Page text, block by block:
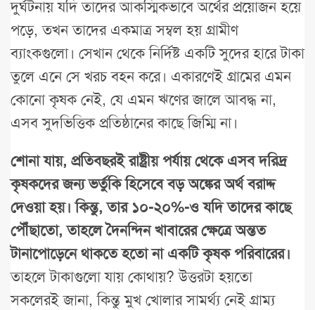
দুর্ঘটনায় যদি তাদের আকস্মিকভাবে অর্থের প্রয়োজন হয়ে
পড়ে, তখন তাদের একমাত্র সম্বল হয় গ্রামীণ
ব্যাংকগুলো। সেখান থেকে নির্দিষ্ট একটি সুদের হারে টাকা
তুলে এনে সে খরচ বহন করে। একারণেই গ্রামের এমন
কোনো কৃষক নেই, যে এমন ঋণের জালে আবদ্ধ না,
এসব সুদভিত্তিক প্রতিষ্ঠানের কাছে জিম্মি না।
শোনা যায়, প্রতিবছরই রাষ্ট্রীয় পর্যায় থেকে এসব দরিদ্র
কৃষকদের জন্য ভর্তুকি হিসেবে বড় অঙ্কের অর্থ বরাদ্দ
দেওয়া হয়। কিন্তু, তার ১০-২০%-ও যদি তাদের কাছে
পৌঁছাতো, তাহলে দৈনন্দিন খাবারের ক্ষেত্রে অন্তত
টানাপোড়েনে থাকতে হতো না একটি কৃষক পরিবারের।
তাহলে টাকাগুলো যায় কোথায়? উত্তরটা হয়তো
সকলেরই জানা, কিন্তু মুখ খোলার সামর্থ্য নেই গ্রাম্য